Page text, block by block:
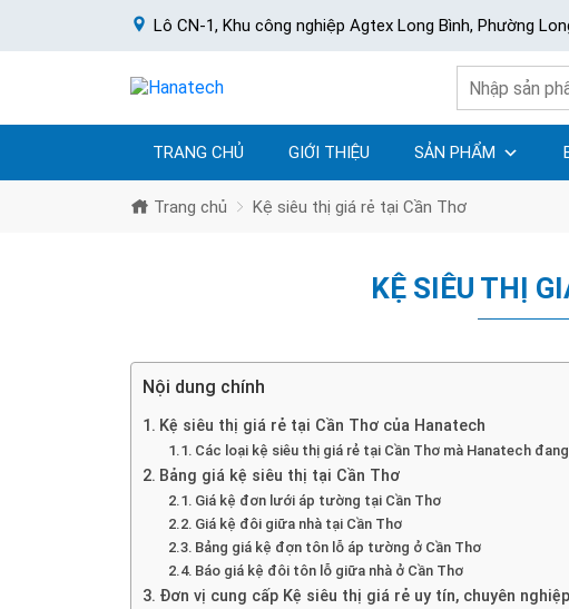
Lô CN-1, Khu công nghiệp Agtex Long Bình, Phường
TRANG CHỦ GIỚI THIỆU SẢN PHẨM
Trang chủ Kệ siêu thị giá rẻ tại Cần Thơ
KỆ SIÊU THỊ
Nội dung chính
Kệ siêu thị giá rẻ tại Cần Thơ của Hanatech
Các loại kệ siêu thị giá rẻ tại Cần Thơ mà Hanatech
Bảng giá kệ siêu thị tại Cần Thơ
Giá kệ đơn lưới áp tường tại Cần Thơ
Giá kệ đôi giữa nhà tại Cần Thơ
Bảng giá kệ đợn tôn lỗ áp tường ở Cần Thơ
Báo giá kệ đôi tôn lỗ giữa nhà ở Cần Thơ
Đơn vị cung cấp Kệ siêu thị giá rẻ uy tín, chuyên